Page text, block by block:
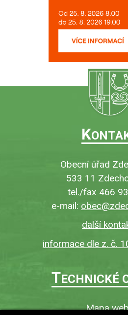
K
Obecní úřad
533 11
tel./fax 466
e-mail:
další
informace dle z. č.
TECHNICKÉ
Mapa